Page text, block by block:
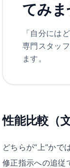
てみま
「自分には
専門スタッ
ます。
性能比較（
どちらが“上”か
修正指示への追従